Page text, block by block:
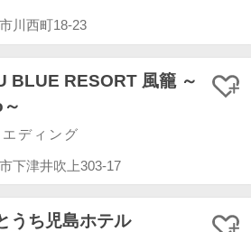
川西町18-23
BLUE RESORT 風籠 ～
ディング
下津井吹上303-17
うち児島ホテル